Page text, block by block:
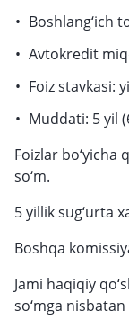
Boshlang‘ich
Avtokredit
Foiz stavkasi:
Muddati: 5 yil
Foizlar bo‘yicha
so‘m.
5 yillik sug‘urta
Boshqa
Jami haqiqiy
so‘mga nisbatan